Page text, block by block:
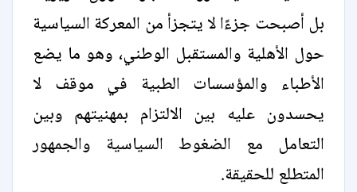
بل أصبحت جزءًا لا يتجزأ من المعركة السياسية
حول الأهلية والمستقبل الوطني، وهو ما يضع
الأطباء والمؤسسات الطبية في موقف لا
يحسدون عليه بين الالتزام بمهنيتهم وبين
التعامل مع الضغوط السياسية والجمهور
المتطلع للحقيقة.